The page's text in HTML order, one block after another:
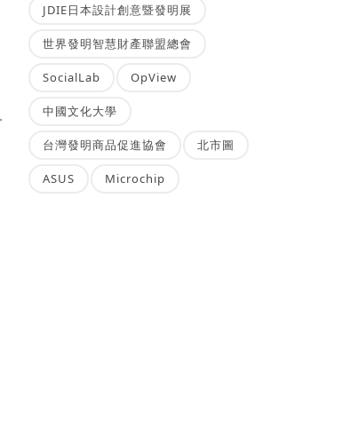
JDIE日本設計創意暨發明展
世界發明智慧財產聯盟總會
SocialLab OpView
中國文化大學
台灣發明商品促進協會 北市圖
ASUS Microchip